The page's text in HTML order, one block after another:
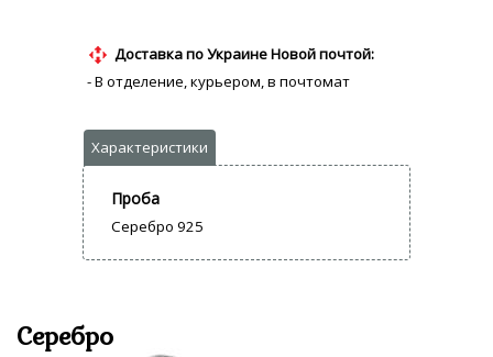
Доставка по Украине Новой почтой:
- В отделение, курьером, в почтомат
Проба
Серебро 925
Серебро